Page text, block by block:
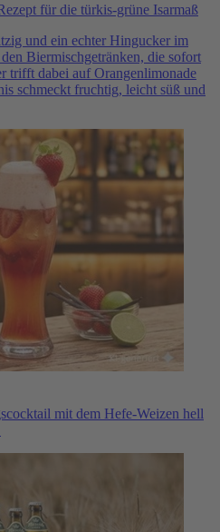
für die türkis-grüne Isarmaß
und ein echter Hingucker im
Biermischgetränken, die sofort
trifft dabei auf Orangenlimonade
schmeckt fruchtig, leicht süß und
mit dem Hefe-Weizen hell